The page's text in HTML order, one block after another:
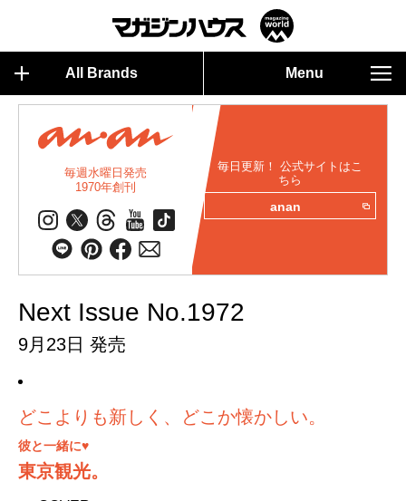
All Brands Menu
毎週水曜日発売
1970年創刊
毎日更新！ 公式サイトはこ
ちら
anan
Next Issue No.1972
9月23日 発売
どこよりも新しく、どこか懐かしい。
彼と一緒に♥
東京観光。